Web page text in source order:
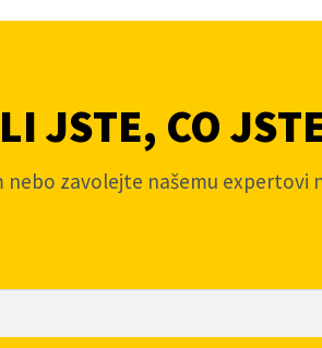
JSTE, CO
nebo zavolejte našemu expertovi